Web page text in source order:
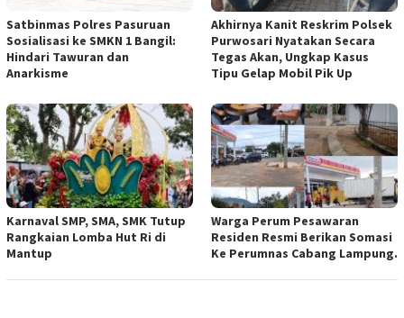
Satbinmas Polres Pasuruan
Sosialisasi ke SMKN 1 Bangil:
Hindari Tawuran dan
Anarkisme
Akhirnya Kanit Reskrim Polsek
Purwosari Nyatakan Secara
Tegas Akan, Ungkap Kasus
Tipu Gelap Mobil Pik Up
Karnaval SMP, SMA, SMK Tutup
Rangkaian Lomba Hut Ri di
Mantup
Warga Perum Pesawaran
Residen Resmi Berikan Somasi
Ke Perumnas Cabang Lampung.